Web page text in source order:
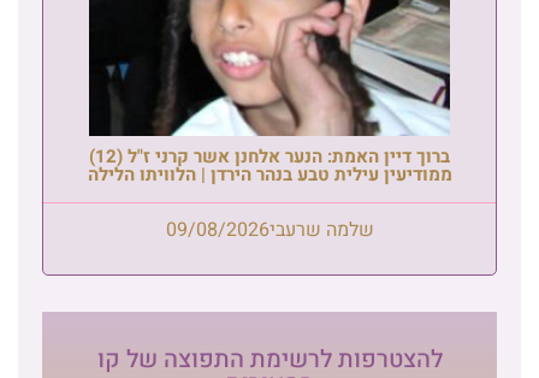
ברוך דיין האמת: הנער אלחנן אשר קרני ז"ל (12)
ממודיעין עילית טבע בנהר הירדן | הלוויתו הלילה
שלמה שרעבי09/08/2026
להצטרפות לרשימת התפוצה של קו